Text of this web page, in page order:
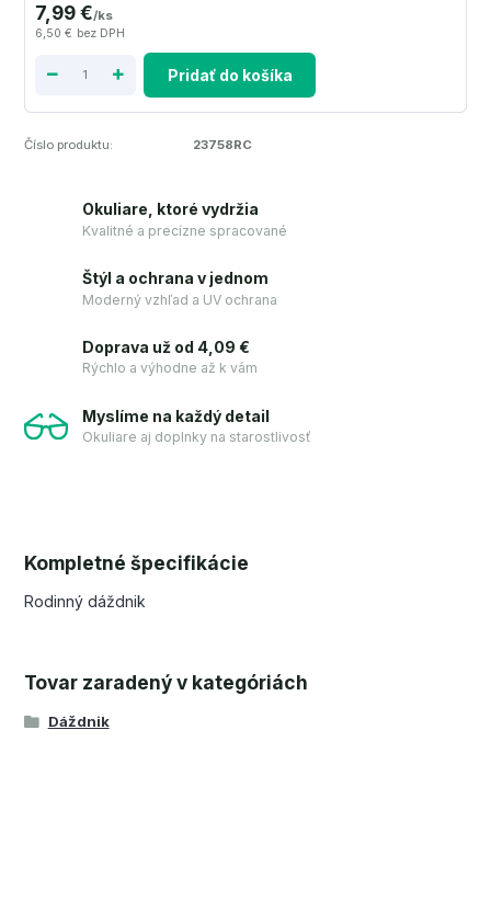
7,99 €/ks
6,50 € bez DPH
Pridať do košíka
Číslo produktu: 23758RC
Okuliare, ktoré vydržia
Kvalitné a precízne spracované
Štýl a ochrana v jednom
Moderný vzhľad a UV ochrana
Doprava už od 4,09 €
Rýchlo a výhodne až k vám
Myslíme na každý detail
Okuliare aj doplnky na starostlivosť
Kompletné špecifikácie
Rodinný dáždnik
Tovar zaradený v kategóriách
Dáždnik